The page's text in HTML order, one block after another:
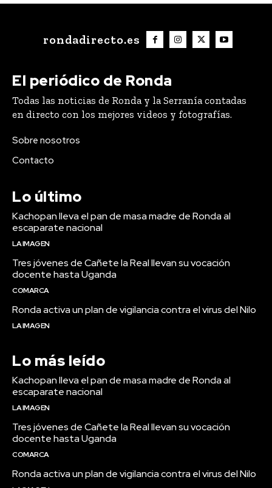
rondadirecto.es
El periódico de Ronda
Todas las noticias de Ronda y la Serranía contadas
en directo con los mejores videos y fotografías.
Sobre nosotros
Contacto
Lo último
Kachopan lleva el pan de masa madre de Ronda al
escaparate nacional
LA IMAGEN
Tres jóvenes de Cañete la Real llevan su vocación
docente hasta Uganda
COMARCA
Ronda activa un plan de vigilancia contra el virus del Nilo
LA IMAGEN
Lo más leído
Kachopan lleva el pan de masa madre de Ronda al
escaparate nacional
LA IMAGEN
Tres jóvenes de Cañete la Real llevan su vocación
docente hasta Uganda
COMARCA
Ronda activa un plan de vigilancia contra el virus del Nilo